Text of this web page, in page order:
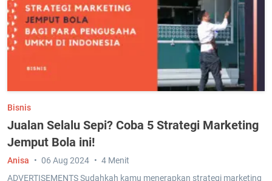
Bisnis
Jualan Selalu Sepi? Coba 5 Strategi Marketing
Jemput Bola ini!
ADVERTISEMENTS Sudahkah kamu menerapkan strategi marketing
Anisa 06 Aug 2024 4 Menit